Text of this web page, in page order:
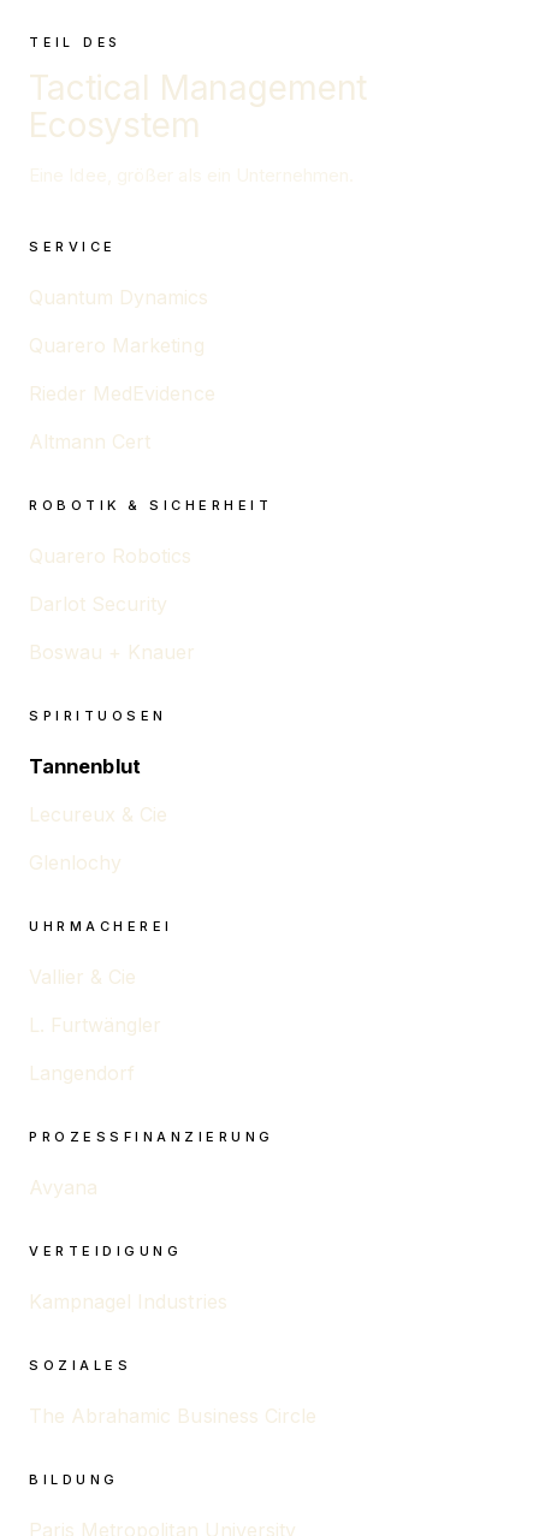
TEIL DES
Tactical Management
Ecosystem
SERVICE
Quantum Dynamics
Quarero Marketing
Rieder MedEvidence
Altmann Cert
ROBOTIK & SICHERHEIT
Quarero Robotics
Darlot Security
Boswau + Knauer
SPIRITUOSEN
Tannenblut
Lecureux & Cie
Glenlochy
UHRMACHEREI
Vallier & Cie
L. Furtwängler
Langendorf
PROZESSFINANZIERUNG
Avyana
VERTEIDIGUNG
Kampnagel Industries
SOZIALES
The Abrahamic Business Circle
BILDUNG
Paris Metropolitan University